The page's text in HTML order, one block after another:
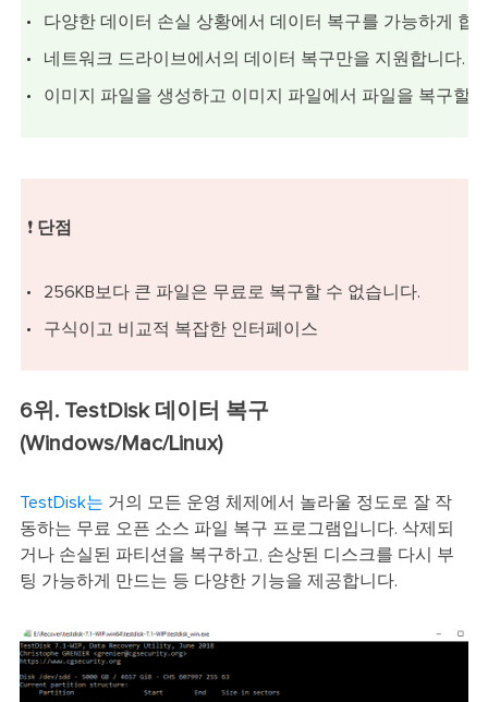
다양한 데이터 손실 상황에서 데이터 복구를 가능하게 합
네트워크 드라이브에서의 데이터 복구만을 지원합니다.
이미지 파일을 생성하고 이미지 파일에서 파일을 복구할
❗ 단점
256KB보다 큰 파일은 무료로 복구할 수 없습니다.
구식이고 비교적 복잡한 인터페이스
6위. TestDisk 데이터 복구
(Windows/Mac/Linux)
TestDisk는 거의 모든 운영 체제에서 놀라울 정도로 잘 작
동하는 무료 오픈 소스 파일 복구 프로그램입니다. 삭제되
거나 손실된 파티션을 복구하고, 손상된 디스크를 다시 부
팅 가능하게 만드는 등 다양한 기능을 제공합니다.